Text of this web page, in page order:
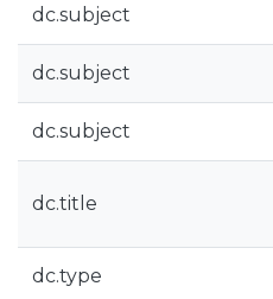
dc.subject
dc.subject
dc.subject
dc.title
dc.type